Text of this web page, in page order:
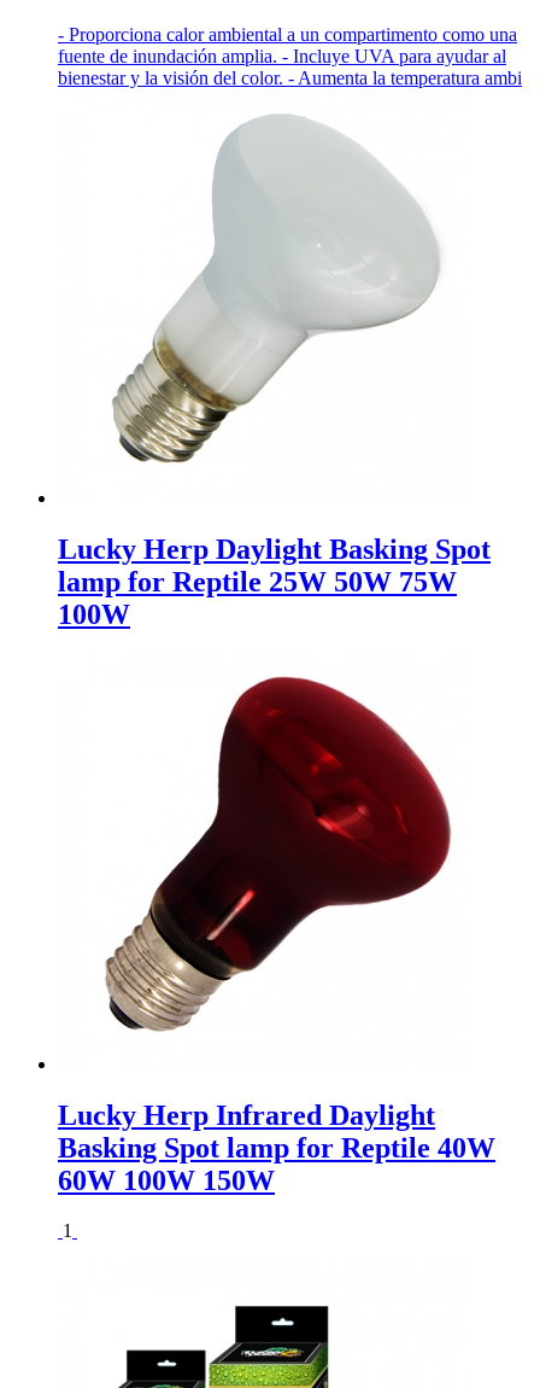
- Proporciona calor ambiental a un compartimento como una
fuente de inundación amplia. - Incluye UVA para ayudar al
bienestar y la visión del color. - Aumenta la temperatura ambi
Lucky Herp Daylight Basking Spot
lamp for Reptile 25W 50W 75W
100W
Lucky Herp Infrared Daylight
Basking Spot lamp for Reptile 40W
60W 100W 150W
1